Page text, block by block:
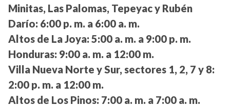
Minitas, Las Palomas, Tepeyac y Rubén
Darío: 6:00 p. m. a 6:00 a. m.
Altos de La Joya: 5:00 a. m. a 9:00 p. m.
Honduras: 9:00 a. m. a 12:00 m.
Villa Nueva Norte y Sur, sectores 1, 2, 7 y 8:
2:00 p. m. a 12:00 m.
Altos de Los Pinos: 7:00 a. m. a 7:00 a. m.